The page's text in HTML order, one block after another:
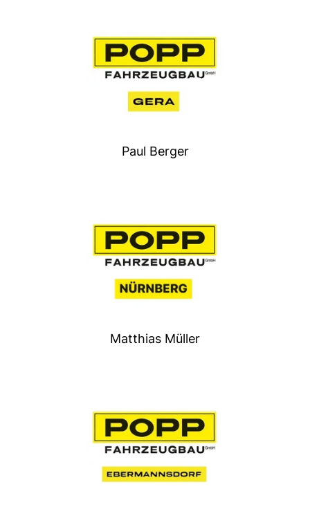
Paul Berger
Matthias Müller